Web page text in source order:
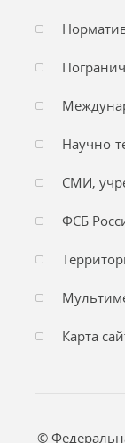
Научно-
СМИ,
ФСБ
Карта
©